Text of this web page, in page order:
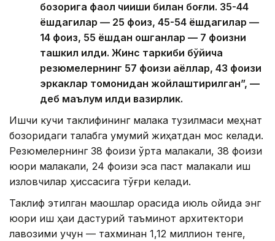
бозорига фаол чиқиши билан боғлиқ. 35-44
ёшдагилар — 25 фоиз, 45-54 ёшдагилар —
14 фоиз, 55 ёшдан ошганлар — 7 фоизни
ташкил қилди. Жинс таркиби бўйича
резюмелернинг 57 фоизи аёллар, 43 фоизи
эркаклар томонидан жойлаштирилган”, —
деб маълум қилди вазирлик.
Ишчи кучи таклифининг малака тузилмаси меҳнат
бозоридаги талабга умумий жиҳатдан мос келади.
Резюмелернинг 38 фоизи ўрта малакали, 38 фоизи
юқори малакали, 24 фоизи эса паст малакали иш
изловчилар ҳиссасига тўғри келади.
Таклиф этилган маошлар орасида июль ойида энг
юқори иш ҳақи дастурий таъминот архитектори
лавозими учун — тахминан 1,12 миллион тенге,